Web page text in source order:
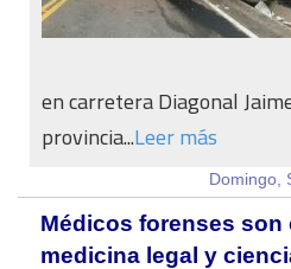
en carretera Diagonal
provincia...Leer más
Domingo,
Médicos forenses son
medicina legal y